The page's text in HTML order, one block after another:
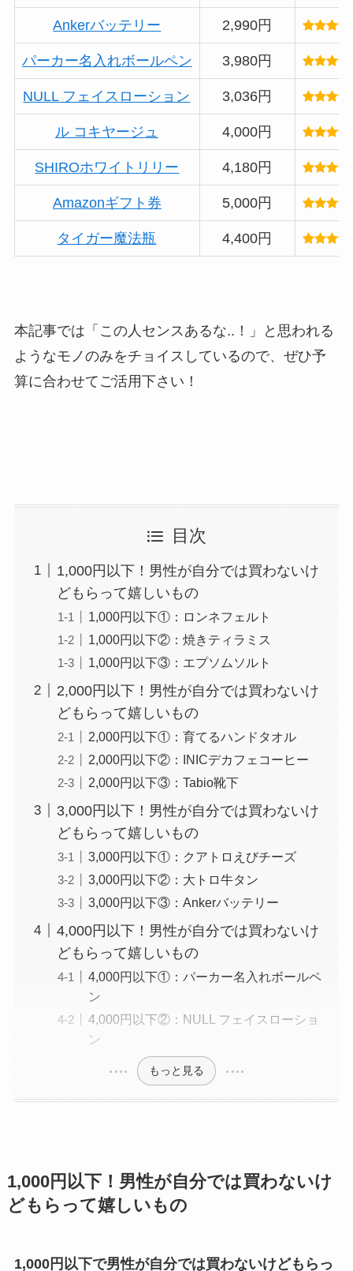
Ankerバッテリー 2,990円
パーカー名入れボールペン 3,980円
NULL フェイスローション 3,036円
ル コキヤージュ 4,000円
SHIROホワイトリリー 4,180円
Amazonギフト券 5,000円
タイガー魔法瓶 4,400円
本記事では「この人センスあるな..！」と思われる
ようなモノのみをチョイスしているので、ぜひ予
算に合わせてご活用下さい！
目次
1,000円以下！男性が自分では買わないけ
どもらって嬉しいもの
1,000円以下①：ロンネフェルト
1,000円以下②：焼きティラミス
1,000円以下③：エプソムソルト
2,000円以下！男性が自分では買わないけ
どもらって嬉しいもの
2,000円以下①：育てるハンドタオル
2,000円以下②：INICデカフェコーヒー
2,000円以下③：Tabio靴下
3,000円以下！男性が自分では買わないけ
どもらって嬉しいもの
3,000円以下①：クアトロえびチーズ
3,000円以下②：大トロ牛タン
3,000円以下③：Ankerバッテリー
4,000円以下！男性が自分では買わないけ
どもらって嬉しいもの
4,000円以下①：パーカー名入れボールペ
ン
4,000円以下②：NULL フェイスローショ
ン
もっと見る
1,000円以下！男性が自分では買わないけ
どもらって嬉しいもの
1,000円以下で男性が自分では買わないけどもらっ